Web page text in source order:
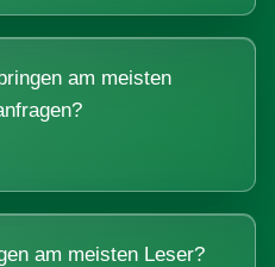
am meisten
am meisten Leser?